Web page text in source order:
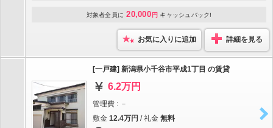
対象者全員に 20,000 円 キャッシュバック!
お気に入りに追加 詳細を見る
[一戸建] 新潟県小千谷市平成1丁目 の賃貸
6.2万円
管理費 : －
敷金 12.4万円 / 礼金 無料